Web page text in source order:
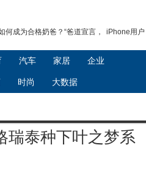
何成为合格奶爸？“爸道宣言，
iPhone用户
汽车 家居 企业
时尚 大数据
瑞泰种下叶之梦系